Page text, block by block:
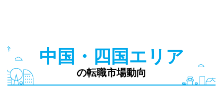
中国・四国エリア
の転職市場動向